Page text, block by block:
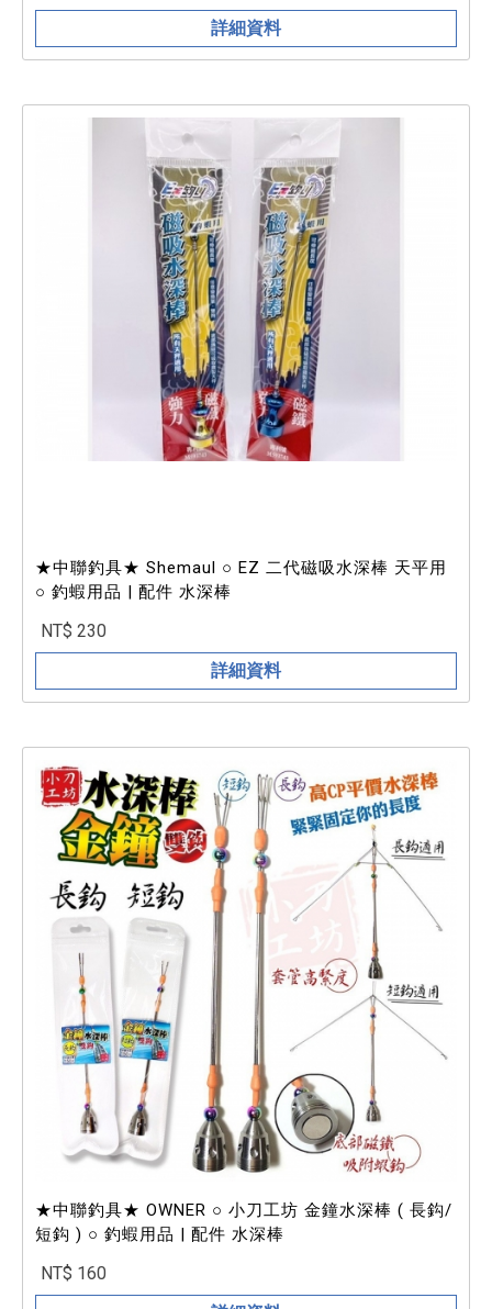
詳細資料
★中聯釣具★ Shemaul ○ EZ 二代磁吸水深棒 天平用
○ 釣蝦用品 | 配件 水深棒
NT$ 230
詳細資料
★中聯釣具★ OWNER ○ 小刀工坊 金鐘水深棒 ( 長鈎/
短鈎 ) ○ 釣蝦用品 | 配件 水深棒
NT$ 160